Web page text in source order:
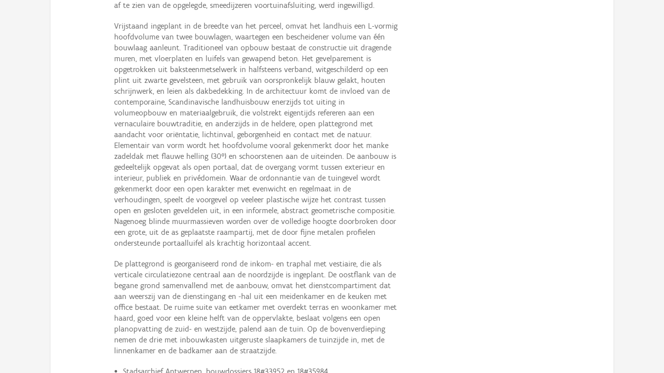
af te zien van de opgelegde, smeedijzeren voortuinafsluiting, werd ingewilligd.
Vrijstaand ingeplant in de breedte van het perceel, omvat het landhuis een L-vormig
hoofdvolume van twee bouwlagen, waartegen een bescheidener volume van één
bouwlaag aanleunt. Traditioneel van opbouw bestaat de constructie uit dragende
muren, met vloerplaten en luifels van gewapend beton. Het gevelparement is
opgetrokken uit baksteenmetselwerk in halfsteens verband, witgeschilderd op een
plint uit zwarte gevelsteen, met gebruik van oorspronkelijk blauw gelakt, houten
schrijnwerk, en leien als dakbedekking. In de architectuur komt de invloed van de
contemporaine, Scandinavische landhuisbouw enerzijds tot uiting in
volumeopbouw en materiaalgebruik, die volstrekt eigentijds refereren aan een
vernaculaire bouwtraditie, en anderzijds in de heldere, open plattegrond met
aandacht voor oriëntatie, lichtinval, geborgenheid en contact met de natuur.
Elementair van vorm wordt het hoofdvolume vooral gekenmerkt door het manke
zadeldak met flauwe helling (30°) en schoorstenen aan de uiteinden. De aanbouw is
gedeeltelijk opgevat als open portaal, dat de overgang vormt tussen exterieur en
interieur, publiek en privédomein. Waar de ordonnantie van de tuingevel wordt
gekenmerkt door een open karakter met evenwicht en regelmaat in de
verhoudingen, speelt de voorgevel op veeleer plastische wijze het contrast tussen
open en gesloten geveldelen uit, in een informele, abstract geometrische compositie.
Nagenoeg blinde muurmassieven worden over de volledige hoogte doorbroken door
een grote, uit de as geplaatste raampartij, met de door fijne metalen profielen
ondersteunde portaalluifel als krachtig horizontaal accent.
De plattegrond is georganiseerd rond de inkom- en traphal met vestiaire, die als
verticale circulatiezone centraal aan de noordzijde is ingeplant. De oostflank van de
begane grond samenvallend met de aanbouw, omvat het dienstcompartiment dat
aan weerszij van de dienstingang en -hal uit een meidenkamer en de keuken met
office bestaat. De ruime suite van eetkamer met overdekt terras en woonkamer met
haard, goed voor een kleine helft van de oppervlakte, beslaat volgens een open
planopvatting de zuid- en westzijde, palend aan de tuin. Op de bovenverdieping
nemen de drie met inbouwkasten uitgeruste slaapkamers de tuinzijde in, met de
linnenkamer en de badkamer aan de straatzijde.